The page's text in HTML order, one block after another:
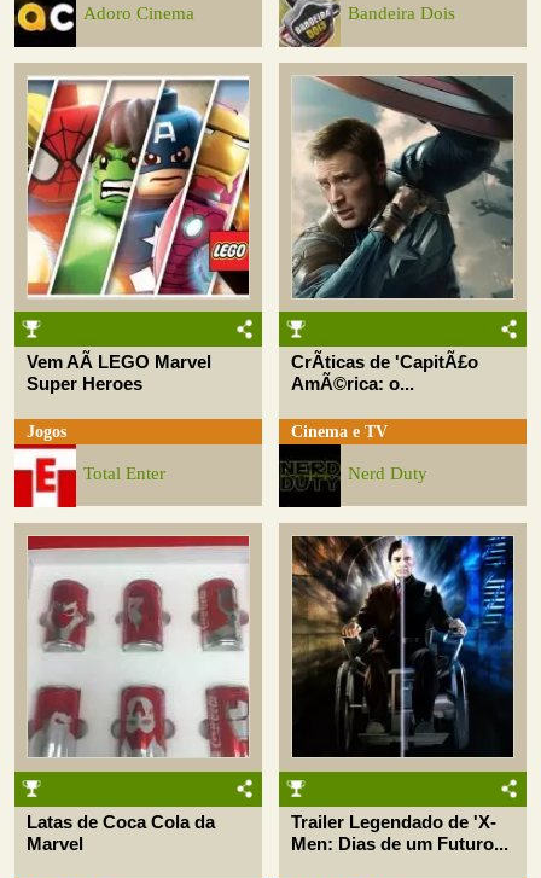
Adoro Cinema Bandeira Dois
Vem AÃ­ LEGO Marvel
Super Heroes
Jogos
Total Enter
CrÃ­ticas de 'CapitÃ£o
AmÃ©rica: o...
Cinema e TV
Nerd Duty
Latas de Coca Cola da
Marvel
Trailer Legendado de 'X-
Men: Dias de um Futuro...